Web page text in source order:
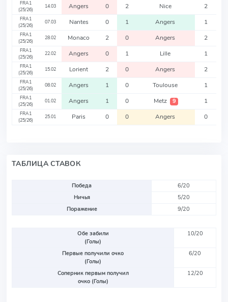
FRA1
(25/26)
14.03 Angers 0 2 Nice 2
FRA1
(25/26)
07.03 Nantes 0 1 Angers 1
FRA1
(25/26)
28.02 Monaco 2 0 Angers 2
FRA1
(25/26)
22.02 Angers 0 1 Lille 1
FRA1
(25/26)
15.02 Lorient 2 0 Angers 2
FRA1
(25/26)
08.02 Angers 1 0 Toulouse 1
FRA1
(25/26)
01.02 Angers 1 0 Metz 9 1
FRA1
(25/26)
25.01 Paris 0 0 Angers 0
ТАБЛИЦА СТАВОК
Победа
6/20
Ничья
5/20
Поражение
9/20
Обе забили
(Голы)
10/20
Первые получили очко
(Голы)
6/20
Соперник первым получил
очко (Голы)
12/20